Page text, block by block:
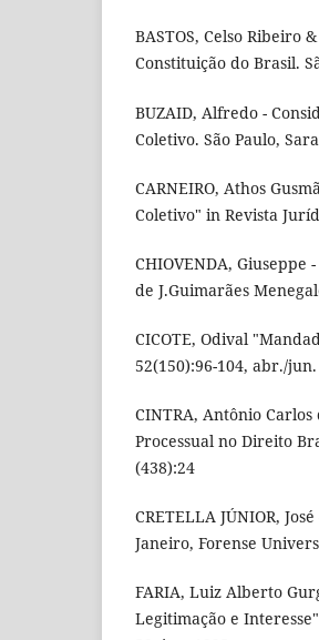
BASTOS, Celso Ribeiro
Constituição do Brasil.
BUZAID, Alfredo -
Coletivo. São Paulo,
CARNEIRO, Athos
Coletivo" in Revista
CHIOVENDA,
de J.Guimarães
CICOTE, Odival
52(150):96-104, abr./jun.
CINTRA, Antônio
Processual no Direito
(438):24
CRETELLA JÚNIOR,
Janeiro, Forense
FARIA, Luiz Alberto
Legitimação e